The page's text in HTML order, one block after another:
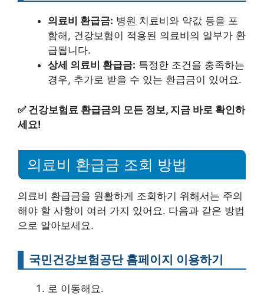
의료비 환급금: 병원 치료비와 약값 등을 포
함해, 건강보험이 적용된 의료비의 일부가 환
급됩니다.
상세 의료비 환급금: 특정한 조건을 충족하는
경우, 추가로 받을 수 있는 환급금이 있어요.
✅ 건강보험료 환급금의 모든 정보, 지금 바로 확인하
세요!
의료비 환급금 조회 방법
의료비 환급금을 원활하게 조회하기 위해서는 주의
해야 할 사항이 여러 가지 있어요. 다음과 같은 방법
으로 알아보세요.
국민건강보험공단 홈페이지 이용하기
로 이동해요.